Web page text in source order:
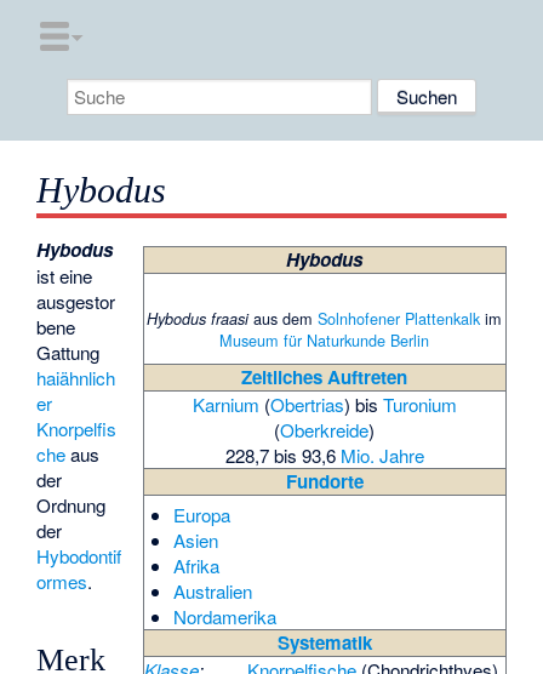
Hybodus
Hybodus
Hybodus fraasiaus demSolnhofener Plattenkalkim
Museum für Naturkunde Berlin
Zeitliches Auftreten
Karnium (Obertrias) bis Turonium
(Oberkreide)
228,7 bis 93,6 Mio. Jahre
Fundorte
Europa
Asien
Afrika
Australien
Nordamerika
Systematik
Hybodus
ist eine
ausgestor
bene
Gattung
haiähnlich
er
Knorpelfis
cheaus
der
Ordnung
der
Hybodontif
ormes.
Merk